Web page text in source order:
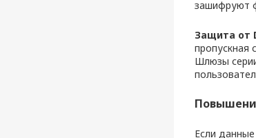
зашифруют
Защита от
пропускная
Шлюзы
Если